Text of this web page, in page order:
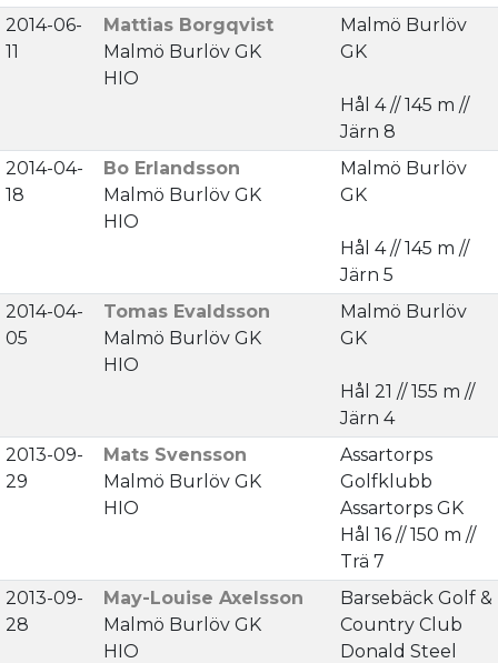
2014-06-
11
Mattias Borgqvist
Malmö Burlöv GK
HIO
Malmö Burlöv
GK
Hål 4 // 145 m //
Järn 8
2014-04-
18
Bo Erlandsson
Malmö Burlöv GK
HIO
Malmö Burlöv
GK
Hål 4 // 145 m //
Järn 5
2014-04-
05
Tomas Evaldsson
Malmö Burlöv GK
HIO
Malmö Burlöv
GK
Hål 21 // 155 m //
Järn 4
2013-09-
29
Mats Svensson
Malmö Burlöv GK
HIO
Assartorps
Golfklubb
Assartorps GK
Hål 16 // 150 m //
Trä 7
2013-09-
28
May-Louise Axelsson
Malmö Burlöv GK
HIO
Barsebäck Golf &
Country Club
Donald Steel